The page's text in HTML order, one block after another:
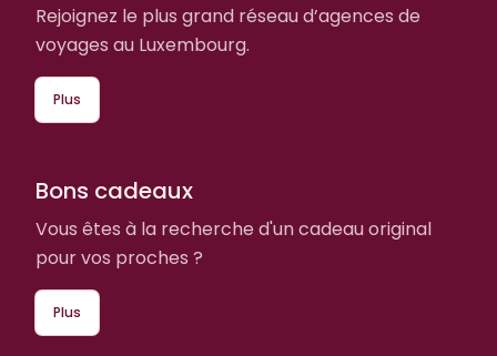
Rejoignez le plus grand réseau d’agences de
voyages au Luxembourg.
Plus
Bons cadeaux
Vous êtes à la recherche d'un cadeau original
pour vos proches ?
Plus